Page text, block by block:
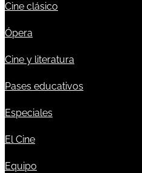
Cine clásico
Ópera
Cine y literatura
Pases educativos
Especiales
El Cine
Equipo